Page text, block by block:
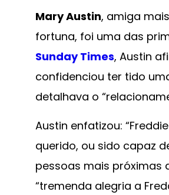
Mary Austin, amiga
fortuna, foi uma das
Sunday Times, Austin
confidenciou ter tido
detalhava o
Austin enfatizou:
querido, ou sido capaz
pessoas mais próximas
“tremenda alegria a